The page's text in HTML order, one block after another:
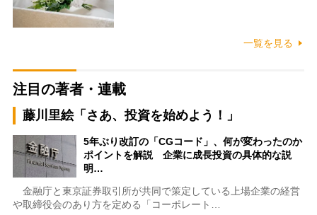
一覧を見る
注目の著者・連載
藤川里絵「さあ、投資を始めよう！」
5年ぶり改訂の「CGコード」、何が変わったのか
ポイントを解説 企業に成長投資の具体的な説
明…
金融庁と東京証券取引所が共同で策定している上場企業の経営
や取締役会のあり方を定める「コーポレート…